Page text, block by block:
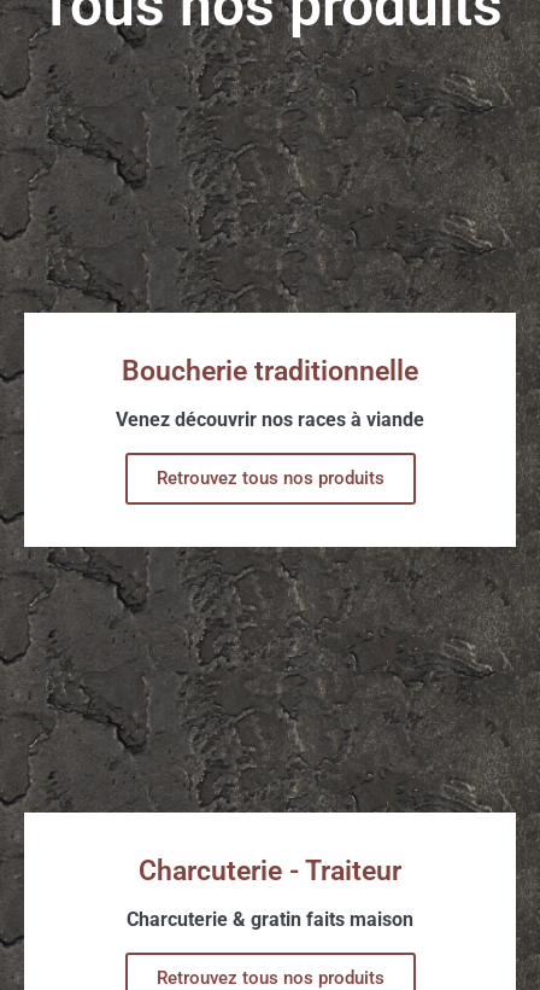
Boucherie traditionnelle
Venez découvrir nos races à viande
Retrouvez tous nos produits
Charcuterie - Traiteur
Charcuterie & gratin faits maison
Retrouvez tous nos produits